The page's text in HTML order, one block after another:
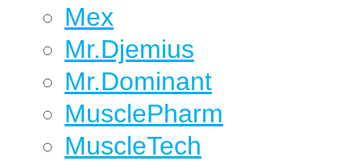
Mex
Mr.Djemius
Mr.Dominant
MusclePharm
MuscleTech